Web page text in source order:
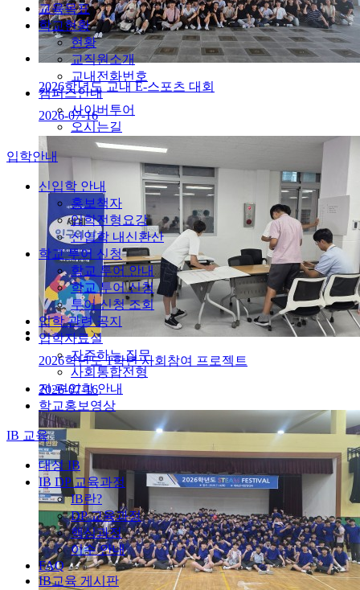
교육목표
학교현황
현황
교직원소개
교내전화번호
캠퍼스안내
사이버투어
오시는길
입학안내
신입학 안내
홍보책자
입학전형요강
신입학 내신환산
학교 투어 신청
학교 투어 안내
학교 투어 신청
투어 신청 조회
입학 관련 공지
입학자료실
자주하는 질문
사회통합전형
전·편입학 안내
학교홍보영상
IB 교육
대성 IB
IB DP 교육과정
IB란?
DP 교육과정
핵심과정
이수 안내
FAQ
IB교육 게시판
2026학년도 교내 E-스포츠 대회
2026-07-16
2026학년도 1학년 사회참여 프로젝트
2026-07-16